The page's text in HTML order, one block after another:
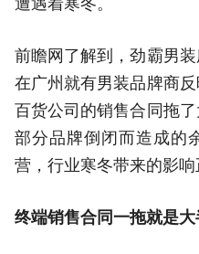
前瞻网了解到，劲霸男
在广州就有男装品牌商
百货公司的销售合同拖
部分品牌倒闭而造成的
营，行业寒冬带来的影响
终端销售合同一拖就是大